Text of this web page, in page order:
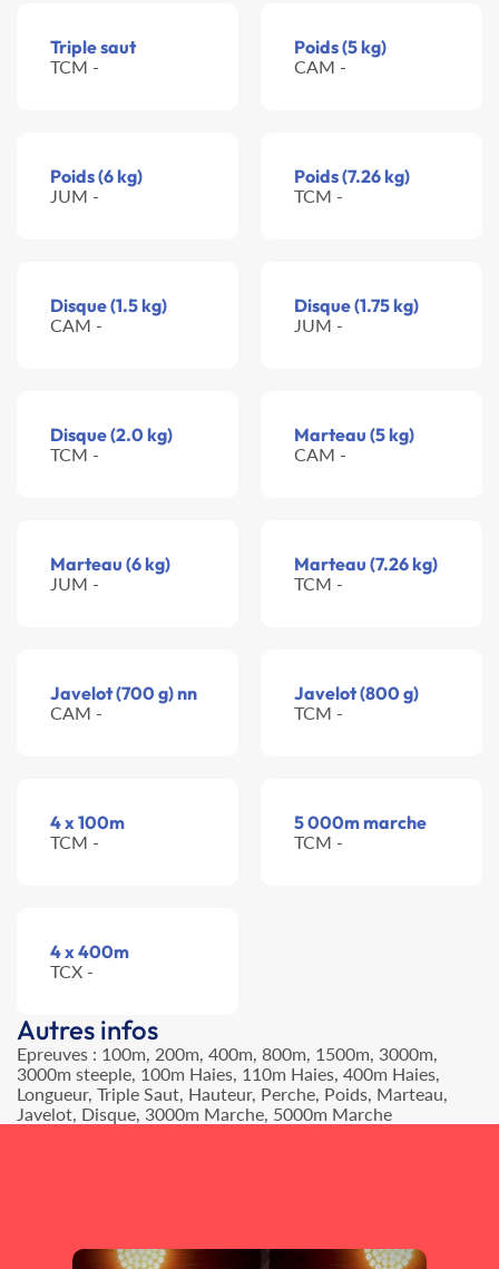
Triple saut
TCM -
Poids (5 kg)
CAM -
Poids (6 kg)
JUM -
Poids (7.26 kg)
TCM -
Disque (1.5 kg)
CAM -
Disque (1.75 kg)
JUM -
Disque (2.0 kg)
TCM -
Marteau (5 kg)
CAM -
Marteau (6 kg)
JUM -
Marteau (7.26 kg)
TCM -
Javelot (700 g) nn
CAM -
Javelot (800 g)
TCM -
4 x 100m
TCM -
5 000m marche
TCM -
4 x 400m
TCX -
Autres infos
Epreuves : 100m, 200m, 400m, 800m, 1500m, 3000m,
3000m steeple, 100m Haies, 110m Haies, 400m Haies,
Longueur, Triple Saut, Hauteur, Perche, Poids, Marteau,
Javelot, Disque, 3000m Marche, 5000m Marche